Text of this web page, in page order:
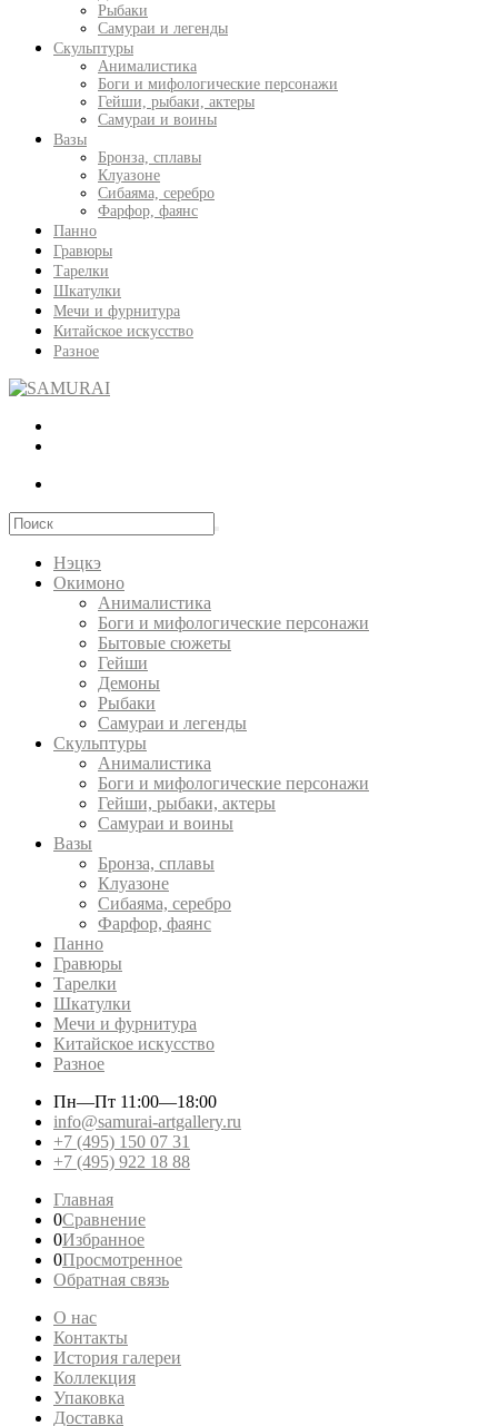
Рыбаки
Самураи и легенды
Скульптуры
Анималистика
Боги и мифологические персонажи
Гейши, рыбаки, актеры
Самураи и воины
Вазы
Бронза, сплавы
Клуазоне
Сибаяма, серебро
Фарфор, фаянс
Панно
Гравюры
Тарелки
Шкатулки
Мечи и фурнитура
Китайское искусство
Разное
Нэцкэ
Окимоно
Анималистика
Боги и мифологические персонажи
Бытовые сюжеты
Гейши
Демоны
Рыбаки
Самураи и легенды
Скульптуры
Анималистика
Боги и мифологические персонажи
Гейши, рыбаки, актеры
Самураи и воины
Вазы
Бронза, сплавы
Клуазоне
Сибаяма, серебро
Фарфор, фаянс
Панно
Гравюры
Тарелки
Шкатулки
Мечи и фурнитура
Китайское искусство
Разное
Пн—Пт 11:00—18:00
info@samurai-artgallery.ru
+7 (495) 150 07 31
+7 (495) 922 18 88
Главная
0Сравнение
0Избранное
0Просмотренное
Обратная связь
О нас
Контакты
История галереи
Коллекция
Упаковка
Доставка